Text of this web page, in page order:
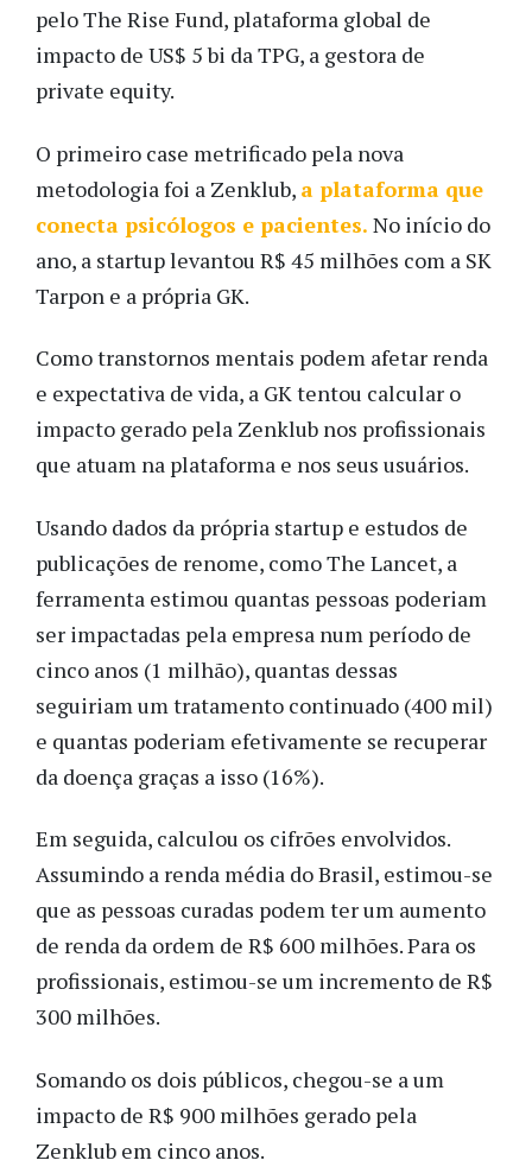
pelo The Rise Fund, plataforma global de
impacto de US$ 5 bi da TPG, a gestora de
private equity.
O primeiro case metrificado pela nova
metodologia foi a Zenklub, a plataforma que
conecta psicólogos e pacientes. No início do
ano, a startup levantou R$ 45 milhões com a SK
Tarpon e a própria GK.
Como transtornos mentais podem afetar renda
e expectativa de vida, a GK tentou calcular o
impacto gerado pela Zenklub nos profissionais
que atuam na plataforma e nos seus usuários.
Usando dados da própria startup e estudos de
publicações de renome, como The Lancet, a
ferramenta estimou quantas pessoas poderiam
ser impactadas pela empresa num período de
cinco anos (1 milhão), quantas dessas
seguiriam um tratamento continuado (400 mil)
e quantas poderiam efetivamente se recuperar
da doença graças a isso (16%).
Em seguida, calculou os cifrões envolvidos.
Assumindo a renda média do Brasil, estimou-se
que as pessoas curadas podem ter um aumento
de renda da ordem de R$ 600 milhões. Para os
profissionais, estimou-se um incremento de R$
300 milhões.
Somando os dois públicos, chegou-se a um
impacto de R$ 900 milhões gerado pela
Zenklub em cinco anos.